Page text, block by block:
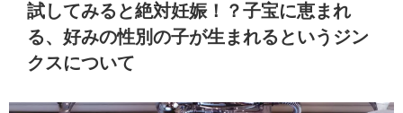
試してみると絶対妊娠！？子宝に恵まれ
る、好みの性別の子が生まれるというジン
クスについて